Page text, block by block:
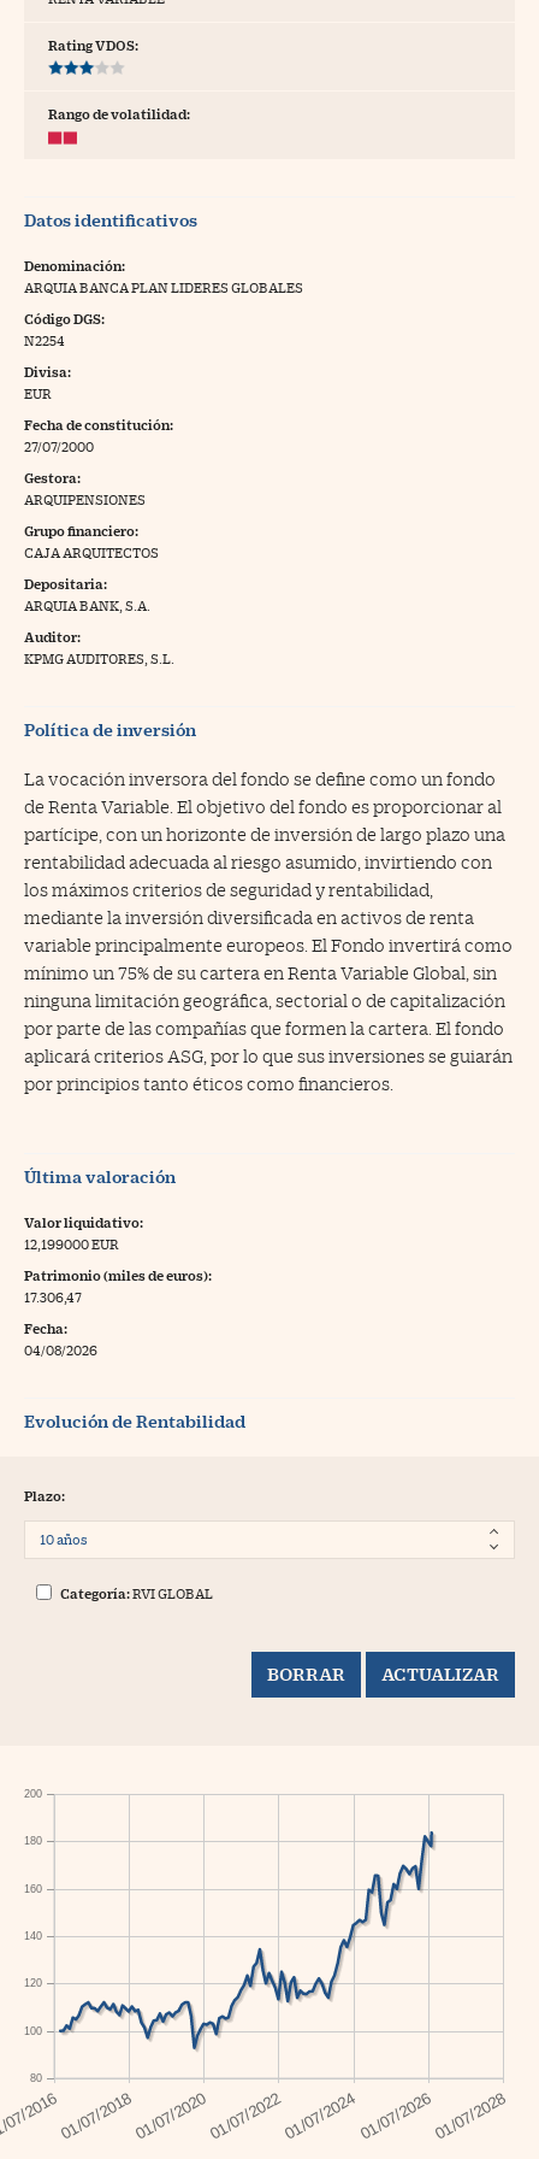
Pyme
a Cinco Días
Rating VDOS:
Rango de volatilidad:
Datos identificativos
Denominación:
ARQUIA BANCA PLAN LIDERES GLOBALES
Código DGS:
N2254
Divisa:
EUR
Fecha de constitución:
27/07/2000
Gestora:
ARQUIPENSIONES
Grupo financiero:
CAJA ARQUITECTOS
Depositaria:
ARQUIA BANK, S.A.
Auditor:
KPMG AUDITORES, S.L.
Política de inversión
La vocación inversora del fondo se define como un fondo
de Renta Variable. El objetivo del fondo es proporcionar al
partícipe, con un horizonte de inversión de largo plazo una
rentabilidad adecuada al riesgo asumido, invirtiendo con
los máximos criterios de seguridad y rentabilidad,
mediante la inversión diversificada en activos de renta
variable principalmente europeos. El Fondo invertirá como
mínimo un 75% de su cartera en Renta Variable Global, sin
ninguna limitación geográfica, sectorial o de capitalización
por parte de las compañías que formen la cartera. El fondo
aplicará criterios ASG, por lo que sus inversiones se guiarán
por principios tanto éticos como financieros.
Última valoración
Valor liquidativo:
12,199000 EUR
Patrimonio (miles de euros):
17.306,47
Fecha:
04/08/2026
Evolución de Rentabilidad
Plazo:
Categoría:RVI GLOBAL
80
100
120
140
160
180
200